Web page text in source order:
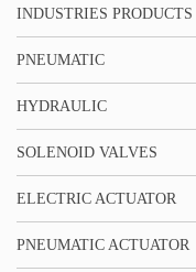
INDUSTRIES PRODUCTS
PNEUMATIC
HYDRAULIC
SOLENOID VALVES
ELECTRIC ACTUATOR
PNEUMATIC ACTUATOR